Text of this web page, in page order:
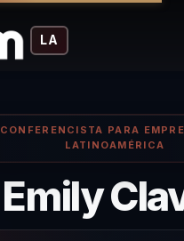
LA
CONFERENCISTA PARA
LATINOAMÉRICA
Emily